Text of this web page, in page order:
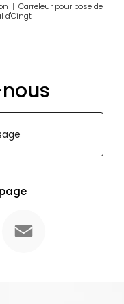
| Carreleur pour pose de
d'Oingt